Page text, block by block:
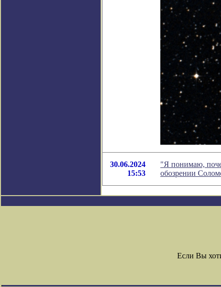
30.06.2024
15:53
"Я понимаю,
обозрении
Если Вы